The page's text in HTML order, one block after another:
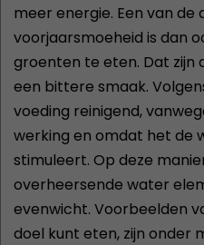
meer energie. Een van de
voorjaarsmoeheid is dan
groenten te eten. Dat
een bittere smaak.
voeding reinigend,
werking en omdat het de
stimuleert. Op deze
overheersende water
evenwicht. Voorbeelden
doel kunt eten, zijn onder